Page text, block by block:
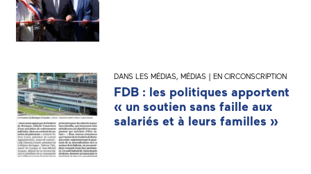
DANS LES MÉDIAS, MÉDIAS | EN CIRCONSCRIPTION
FDB : les politiques apportent
« un soutien sans faille aux
salariés et à leurs familles »